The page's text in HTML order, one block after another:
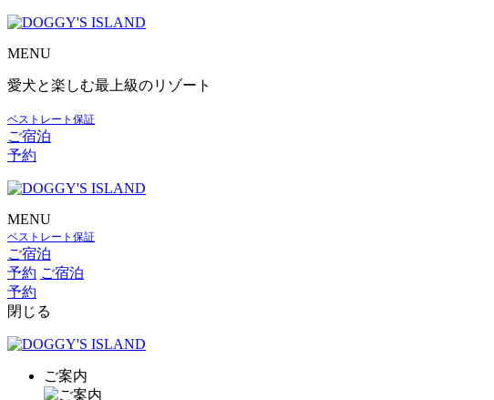
MENU
愛犬と楽しむ最上級のリゾート
ベストレート保証
ご宿泊
予約
MENU
ベストレート保証
ご宿泊
予約 ご宿泊
予約
閉じる
ご案内